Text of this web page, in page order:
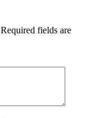
Required fields are